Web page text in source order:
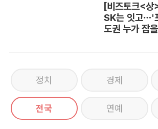
[비즈토크<상
SK는 잇고…'
도권 누가 잡
정치 경제
전국 연예